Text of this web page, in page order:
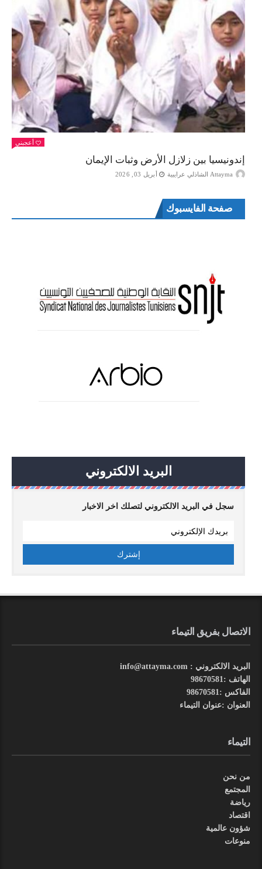
أعجبني
إندونيسيا بين زلازل الأرض وثبات الإيمان
Attayma الشاذلي عرايبية أبريل 03, 2026
صفحة الفايسبوك
البريد الالكتروني
سجل في البريد الالكتروني لتصلك اخر الاخبار
الاتصال بفريق التيماء
البريد الالكتروني : info@attayma.com
الهاتف :98670581
الفاكس :98670581
العنوان :عنوان التيماء
التيماء
من نحن
المجتمع
رياضة
اقتصاد
شؤون عالمية
منوعات